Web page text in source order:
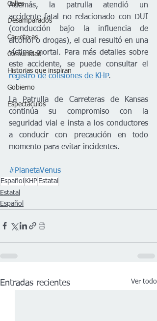
Calles
Desamparados
Carreteras
Comunidad
Historias que inspiran
Gobierno
Espectáculos
Además, la patrulla atendió un
accidente fatal no relacionado con DUI
(conducción bajo la influencia de
alcohol o drogas), el cual resultó en una
víctima mortal.
Para más detalles sobre
registro de colisiones de KHP.
La Patrulla de Carreteras de Kansas
continúa su compromiso con la
seguridad vial e insta a los conductores
a conducir con precaución en todo
momento para evitar incidentes.
#PlanetaVenus
Español KHP Estatal
Estatal
Español
Entradas recientes Ver todo